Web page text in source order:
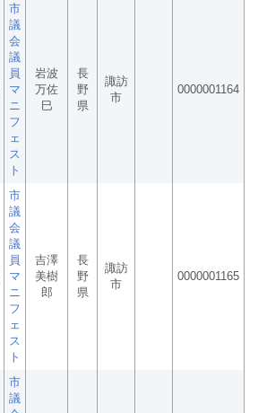
市
議
会
議
員
マ
ニ
フ
ェ
ス
ト
岩波
万佐
巳
長
野
県
諏訪
市
0000001164
市
議
会
議
員
マ
ニ
フ
ェ
ス
ト
吉澤
美樹
郎
長
野
県
諏訪
市
0000001165
市
議